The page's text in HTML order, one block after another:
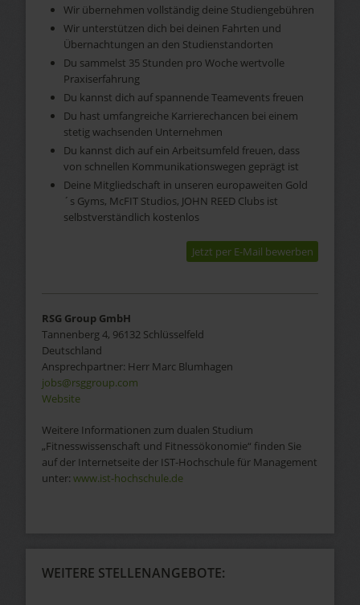
Wir übernehmen vollständig deine Studiengebühren
Wir unterstützen dich bei deinen Fahrten und
Übernachtungen an den Studienstandorten
Du sammelst 35 Stunden pro Woche wertvolle
Praxiserfahrung
Du kannst dich auf spannende Teamevents freuen
Du hast umfangreiche Karrierechancen bei einem
stetig wachsenden Unternehmen
Du kannst dich auf ein Arbeitsumfeld freuen, dass
von schnellen Kommunikationswegen geprägt ist
Deine Mitgliedschaft in unseren europaweiten Gold
´s Gyms, McFIT Studios, JOHN REED Clubs ist
selbstverständlich kostenlos
Jetzt per E-Mail bewerben
RSG Group GmbH
Tannenberg 4, 96132 Schlüsselfeld
Deutschland
Ansprechpartner: Herr Marc Blumhagen
jobs@rsggroup.com
Website
Weitere Informationen zum dualen Studium
„Fitnesswissenschaft und Fitnessökonomie“ finden Sie
auf der Internetseite der IST-Hochschule für Management
unter: www.ist-hochschule.de
WEITERE STELLENANGEBOTE: